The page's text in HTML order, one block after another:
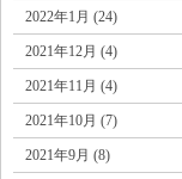
2022年1月 (24)
2021年12月 (4)
2021年11月 (4)
2021年10月 (7)
2021年9月 (8)